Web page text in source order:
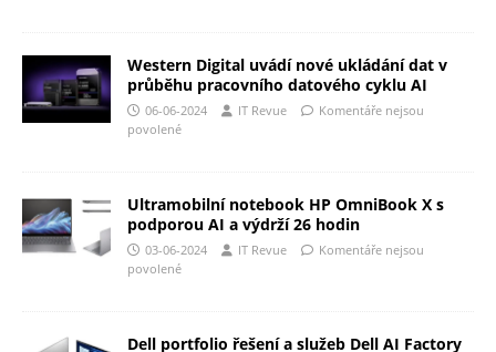
Western Digital uvádí nové ukládání dat v
průběhu pracovního datového cyklu AI
06-06-2024 IT Revue
Komentáře nejsou
povolené
Ultramobilní notebook HP OmniBook X s
podporou AI a výdrží 26 hodin
03-06-2024 IT Revue
Komentáře nejsou
povolené
Dell portfolio řešení a služeb Dell AI Factory